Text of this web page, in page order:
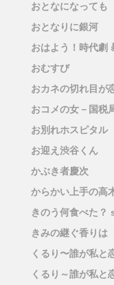
おとなになっても
おとなりに銀河
おはよう！時代劇
おむすび
おカネの切れ目が
おコメの女－国税
お別れホスピタル
お迎え渋谷くん
かぶき者慶次
からかい上手の高
きのう何食べた？
きみの継ぐ香りは
くるり〜誰が私と
くるり～誰が私と